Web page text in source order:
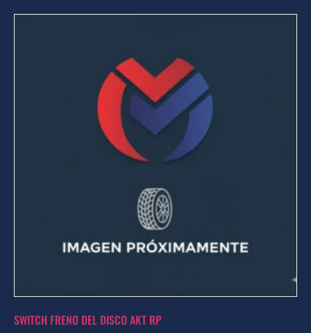
SWITCH FRENO DEL DISCO AKT RP